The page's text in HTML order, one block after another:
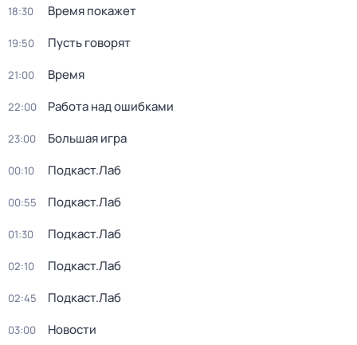
18:30 Время покажет
19:50 Пусть говорят
21:00 Время
22:00 Работа над ошибками
23:00 Большая игра
00:10 Подкаст.Лаб
00:55 Подкаст.Лаб
01:30 Подкаст.Лаб
02:10 Подкаст.Лаб
02:45 Подкаст.Лаб
03:00 Новости